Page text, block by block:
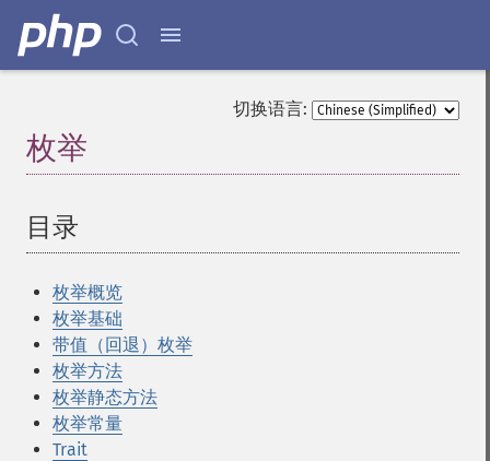
切换语言:
枚举
目录
枚举概览
枚举基础
带值（回退）枚举
枚举方法
枚举静态方法
枚举常量
Trait